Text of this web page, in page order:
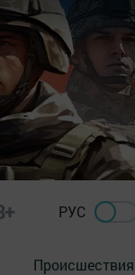
РУС
Происшествия